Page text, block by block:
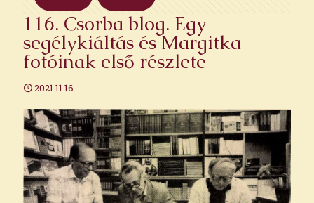
116. Csorba blog. Egy
segélykiáltás és Margitka
fotóinak első részlete
2021.11.16.